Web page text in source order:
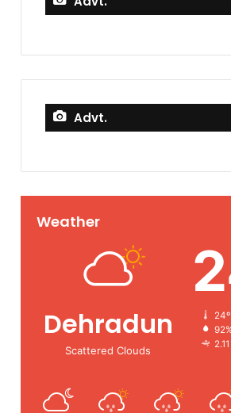
Advt.
Weather
Dehradun
Scattered Clouds